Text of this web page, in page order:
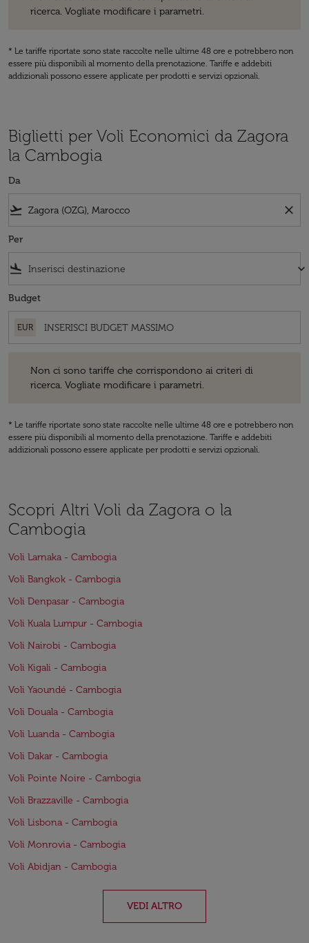
ricerca. Vogliate modificare i parametri.
* Le tariffe riportate sono state raccolte nelle ultime 48 ore e potrebbero non
essere più disponibili al momento della prenotazione. Tariffe e addebiti
addizionali possono essere applicate per prodotti e servizi opzionali.
Biglietti per Voli Economici da Zagora
la Cambogia
Da
flight_takeoff close
Per
flight_land keyboard_arrow_down
Budget
EUR
Non ci sono tariffe che corrispondono ai criteri di
ricerca. Vogliate modificare i parametri.
* Le tariffe riportate sono state raccolte nelle ultime 48 ore e potrebbero non
essere più disponibili al momento della prenotazione. Tariffe e addebiti
addizionali possono essere applicate per prodotti e servizi opzionali.
Scopri Altri Voli da Zagora o la
Cambogia
Voli Larnaka - Cambogia
Voli Bangkok - Cambogia
Voli Denpasar - Cambogia
Voli Kuala Lumpur - Cambogia
Voli Nairobi - Cambogia
Voli Kigali - Cambogia
Voli Yaoundé - Cambogia
Voli Douala - Cambogia
Voli Luanda - Cambogia
Voli Dakar - Cambogia
Voli Pointe Noire - Cambogia
Voli Brazzaville - Cambogia
Voli Lisbona - Cambogia
Voli Monrovia - Cambogia
Voli Abidjan - Cambogia
VEDI ALTRO